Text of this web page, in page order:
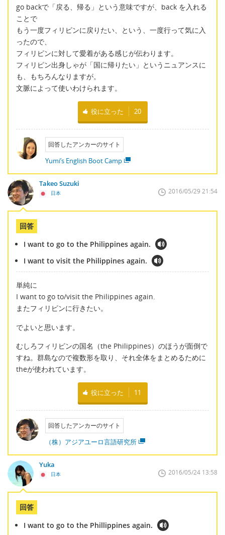
go backで「戻る、帰る」という意味ですが、back を入れる
ことで
もう一度フィリピンに戻りたい、という、一度行って気に入
ったので、
フィリピンに対して愛着がある感じが伝わります。
フィリピン出身しゃが「国に帰りたい」というニュアンスに
も、もちろんなりますが。
文脈によって使いわけられます。
役に立った 20
回答したアンカーのサイト
Yumi’s English Boot Camp
Takeo Suzuki
日本 2016/05/29 21:54
回答
I want to go to the Philippines again.
I want to visit the Philippines again.
単純に
I want to go to/visit the Philippines again.
またフィリピンに行きたい。
でよいと思います。
むしろフィリピンの国名（the Philippines）のほうが面倒で
すね。群島なので複数形を取り、それ全体をまとめるために
theが使われています。
役に立った 11
回答したアンカーのサイト
（株）アジアユーロ言語研究所
Yuka
日本 2016/05/24 13:58
回答
I want to go to the Phillippines again.